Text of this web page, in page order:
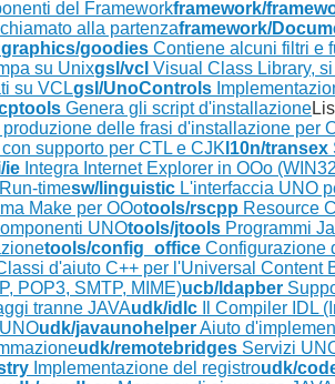
del Frameworkframework/
alla partenzaframework/
graphics/goodies Contiene alcuni filtri e
su Unixgsl/vcl Visual Class Library,
su VCLgsl/UnoControls
Genera gli script d'installazione
delle frasi d'installazione per
supporto per CTL e CJK l10n/transex
ie Integra Internet Explorer in OOo
timesw/linguistic L'interfaccia UNO
Make per OOotools/rscpp Resource
UNOtools/jtools Programmi
tools/config_office Configurazione
d'aiuto C++ per l'Universal Content
POP3, SMTP, MIME)ucb/ldapber
tranne JAVAudk/idlc Il Compiler IDL
udk/javaunohelperAiuto
udk/remotebridges Servizi
Implementazione del registroudk/